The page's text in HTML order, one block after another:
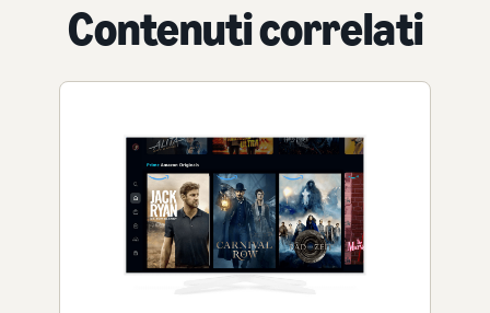
Contenuti correlati